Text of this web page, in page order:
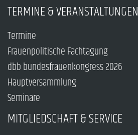
TERMINE & VERANSTALTUNGEN
Termine
Frauenpolitische Fachtagung
dbb bundesfrauenkongress 2026
Hauptversammlung
Seminare
MITGLIEDSCHAFT & SERVICE